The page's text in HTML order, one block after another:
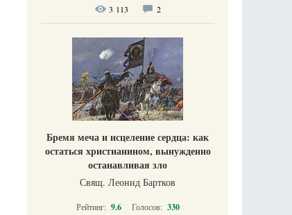
3 113 2
Бремя меча и исцеление сердца: как
остаться христианином, вынужденно
останавливая зло
Свящ. Леонид Бартков
Рейтинг: 9.6 Голосов: 330